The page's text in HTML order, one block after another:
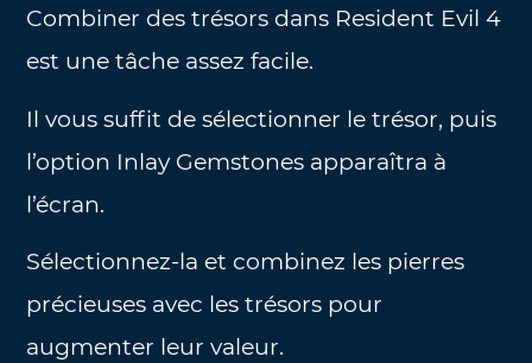
Combiner des trésors dans Resident Evil 4
est une tâche assez facile.
Il vous suffit de sélectionner le trésor, puis
l’option Inlay Gemstones apparaîtra à
l’écran.
Sélectionnez-la et combinez les pierres
précieuses avec les trésors pour
augmenter leur valeur.